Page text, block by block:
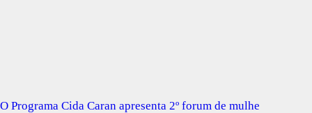
O Programa Cida Caran apresenta 2º forum de mulhe